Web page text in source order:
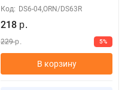
Код: DS6-04,ORN/DS63R
218 р.
229р. 5%
В корзину